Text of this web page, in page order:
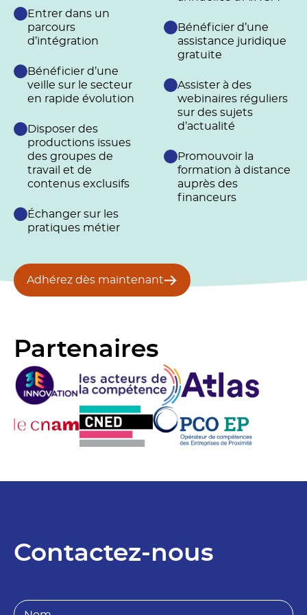
Entrer dans un
parcours
d’intégration
Bénéficier d’une
veille sur le secteur
en rapide évolution
Disposer des
productions issues
des groupes de
travail et de
contenus exclusifs
Échanger sur les
pratiques métier
Bénéficier d’une
assistance juridique
gratuite
Assister à des
webinaires réguliers
sur des sujets
d’actualité
Promouvoir la
formation à distance
auprès des
financeurs
Adhérez dès maintenant
Partenaires
Contactez-nous
N